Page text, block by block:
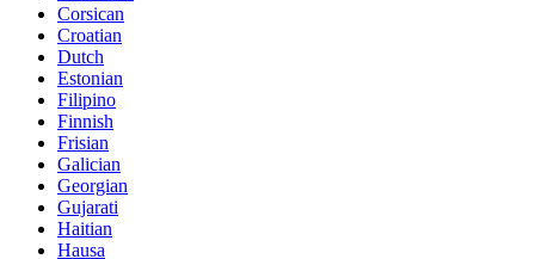
Corsican
Croatian
Dutch
Estonian
Filipino
Finnish
Frisian
Galician
Georgian
Gujarati
Haitian
Hausa